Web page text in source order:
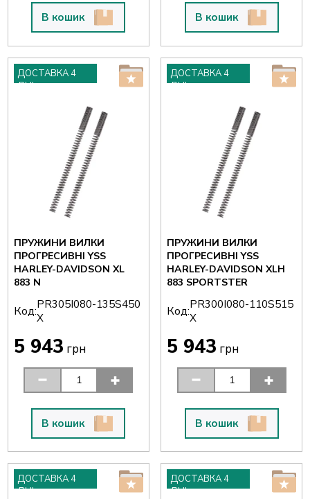
В кошик В кошик
ДОСТАВКА 4
ДНІ
ПРУЖИНИ ВИЛКИ
ПРОГРЕСИВНІ YSS
HARLEY-DAVIDSON XL
883 N
Код:PR305I080-135S450
X
5 943 грн
В кошик
ДОСТАВКА 4
ДНІ
ПРУЖИНИ ВИЛКИ
ПРОГРЕСИВНІ YSS
HARLEY-DAVIDSON XLH
883 SPORTSTER
Код:PR300I080-110S515
X
5 943 грн
В кошик
ДОСТАВКА 4
ДНІ
ДОСТАВКА 4
ДНІ